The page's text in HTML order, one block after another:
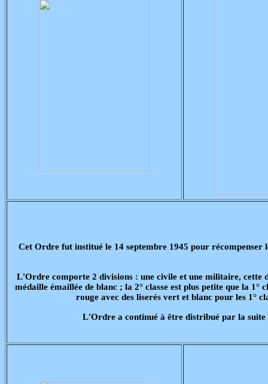
Cet Ordre fut institué le 14 septembre 1945 pour récompenser
L'Ordre comporte 2 divisions : une civile et une militaire, cette
médaille émaillée de blanc ; la 2° classe est plus petite que la 1°
rouge avec des liserés vert et blanc pour les 1°
L'Ordre a continué à être distribué par la suite